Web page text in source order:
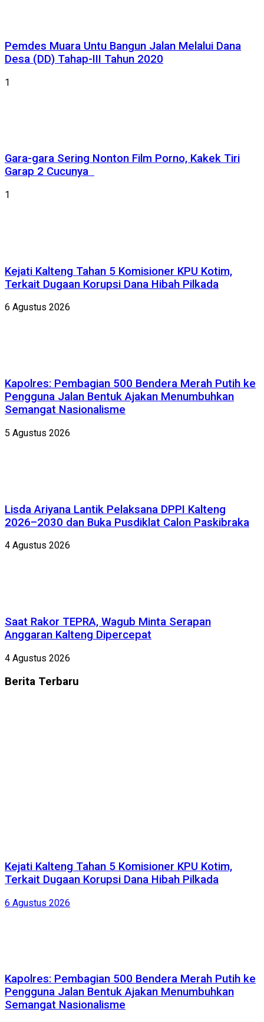
Pemdes Muara Untu Bangun Jalan Melalui Dana
Desa (DD) Tahap-III Tahun 2020
1
Gara-gara Sering Nonton Film Porno, Kakek Tiri
Garap 2 Cucunya
1
Kejati Kalteng Tahan 5 Komisioner KPU Kotim,
Terkait Dugaan Korupsi Dana Hibah Pilkada
6 Agustus 2026
Kapolres: Pembagian 500 Bendera Merah Putih ke
Pengguna Jalan Bentuk Ajakan Menumbuhkan
Semangat Nasionalisme
5 Agustus 2026
Lisda Ariyana Lantik Pelaksana DPPI Kalteng
2026–2030 dan Buka Pusdiklat Calon Paskibraka
4 Agustus 2026
Saat Rakor TEPRA, Wagub Minta Serapan
Anggaran Kalteng Dipercepat
4 Agustus 2026
Berita Terbaru
Kejati Kalteng Tahan 5 Komisioner KPU Kotim,
Terkait Dugaan Korupsi Dana Hibah Pilkada
6 Agustus 2026
Kapolres: Pembagian 500 Bendera Merah Putih ke
Pengguna Jalan Bentuk Ajakan Menumbuhkan
Semangat Nasionalisme